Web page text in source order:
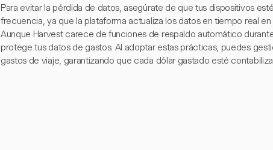
Para evitar la pérdida de datos, asegúrate de que tus dispositivos
frecuencia, ya que la plataforma actualiza los datos en tiempo real
Aunque Harvest carece de funciones de respaldo automático
protege tus datos de gastos. Al adoptar estas prácticas, puedes
gastos de viaje, garantizando que cada dólar gastado esté